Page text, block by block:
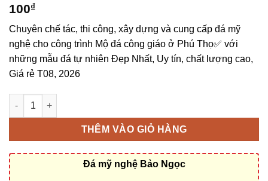
100₫
Chuyên chế tác, thi công, xây dựng và cung cấp đá mỹ
nghệ cho công trình Mộ đá công giáo ở Phú Thọ✅ với
những mẫu đá tự nhiên Đẹp Nhất, Uy tín, chất lượng cao,
Giá rẻ T08, 2026
Bán và xây dựng, làm Mộ đá công giáo ở Phú Thọ rẻ đẹp số
THÊM VÀO GIỎ HÀNG
Đá mỹ nghệ Bảo Ngọc